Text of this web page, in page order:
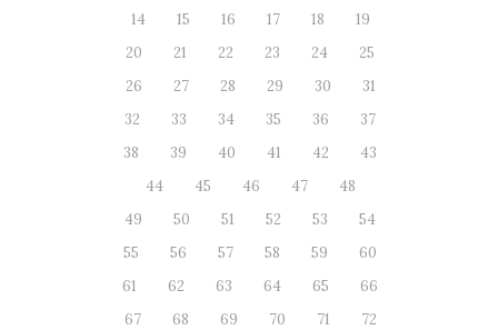
14
15 16 17 18
19
20
21 22 23 24
25
26
27 28 29 30
31
32
33 34 35 36
37
38
39 40 41 42
43
44
45 46 47
48
49
50 51 52 53
54
55
56 57 58 59
60
61
62 63 64 65
66
67
68 69 70 71
72